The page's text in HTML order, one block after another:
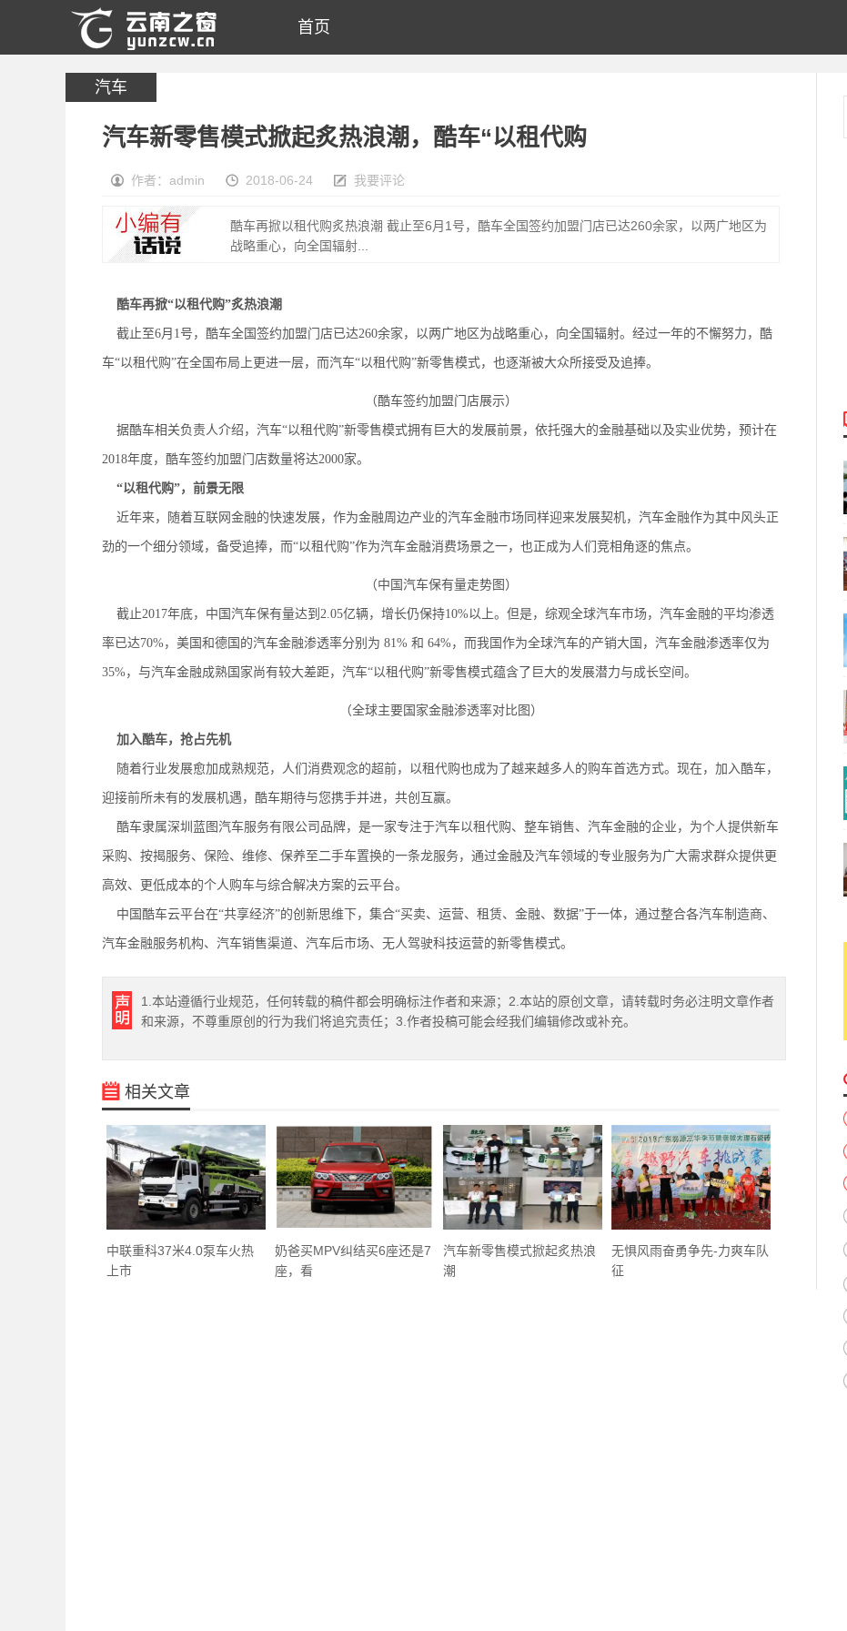
首页
汽车
汽车新零售模式掀起炙热浪潮，酷车“以租代购
作者：admin 2018-06-24 我要评论
酷车再掀以租代购炙热浪潮 截止至6月1号，酷车全国签约加盟门店已达260余家，以两广地区为
战略重心，向全国辐射...
酷车再掀“以租代购”炙热浪潮
截止至6月1号，酷车全国签约加盟门店已达260余家，以两广地区为战略重心，向全国辐射。经过一年的不懈努力，酷
车“以租代购”在全国布局上更进一层，而汽车“以租代购”新零售模式，也逐渐被大众所接受及追捧。
（酷车签约加盟门店展示）
据酷车相关负责人介绍，汽车“以租代购”新零售模式拥有巨大的发展前景，依托强大的金融基础以及实业优势，预计在
2018年度，酷车签约加盟门店数量将达2000家。
“以租代购”，前景无限
近年来，随着互联网金融的快速发展，作为金融周边产业的汽车金融市场同样迎来发展契机，汽车金融作为其中风头正
劲的一个细分领域，备受追捧，而“以租代购”作为汽车金融消费场景之一，也正成为人们竞相角逐的焦点。
（中国汽车保有量走势图）
截止2017年底，中国汽车保有量达到2.05亿辆，增长仍保持10%以上。但是，综观全球汽车市场，汽车金融的平均渗透
率已达70%，美国和德国的汽车金融渗透率分别为 81% 和 64%，而我国作为全球汽车的产销大国，汽车金融渗透率仅为
35%，与汽车金融成熟国家尚有较大差距，汽车“以租代购”新零售模式蕴含了巨大的发展潜力与成长空间。
（全球主要国家金融渗透率对比图）
加入酷车，抢占先机
随着行业发展愈加成熟规范，人们消费观念的超前，以租代购也成为了越来越多人的购车首选方式。现在，加入酷车，
迎接前所未有的发展机遇，酷车期待与您携手并进，共创互赢。
酷车隶属深圳蓝图汽车服务有限公司品牌，是一家专注于汽车以租代购、整车销售、汽车金融的企业，为个人提供新车
采购、按揭服务、保险、维修、保养至二手车置换的一条龙服务，通过金融及汽车领域的专业服务为广大需求群众提供更
高效、更低成本的个人购车与综合解决方案的云平台。
中国酷车云平台在“共享经济”的创新思维下，集合“买卖、运营、租赁、金融、数据”于一体，通过整合各汽车制造商、
汽车金融服务机构、汽车销售渠道、汽车后市场、无人驾驶科技运营的新零售模式。
1.本站遵循行业规范，任何转载的稿件都会明确标注作者和来源；2.本站的原创文章，请转载时务必注明文章作者
和来源，不尊重原创的行为我们将追究责任；3.作者投稿可能会经我们编辑修改或补充。
相关文章
中联重科37米4.0泵车火热
上市
奶爸买MPV纠结买6座还是7
座，看
汽车新零售模式掀起炙热浪
潮
无惧风雨奋勇争先-力爽车队
征